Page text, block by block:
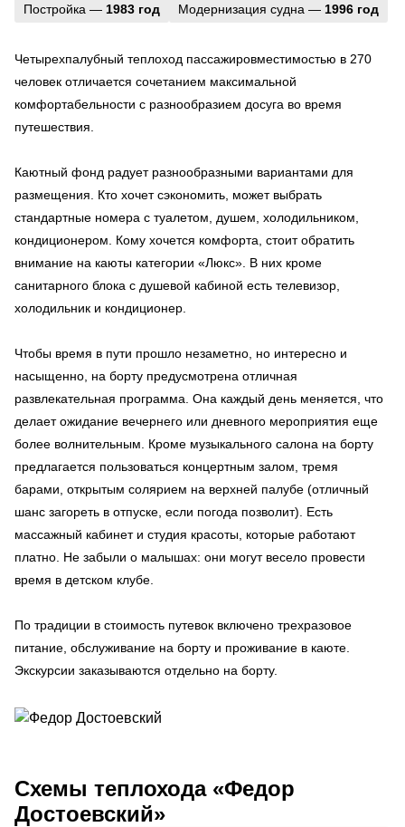
Постройка — 1983 год Модернизация судна — 1996 год
Четырехпалубный теплоход пассажировместимостью в 270
человек отличается сочетанием максимальной
комфортабельности с разнообразием досуга во время
путешествия.
Каютный фонд радует разнообразными вариантами для
размещения. Кто хочет сэкономить, может выбрать
стандартные номера с туалетом, душем, холодильником,
кондиционером. Кому хочется комфорта, стоит обратить
внимание на каюты категории «Люкс». В них кроме
санитарного блока с душевой кабиной есть телевизор,
холодильник и кондиционер.
Чтобы время в пути прошло незаметно, но интересно и
насыщенно, на борту предусмотрена отличная
развлекательная программа. Она каждый день меняется, что
делает ожидание вечернего или дневного мероприятия еще
более волнительным. Кроме музыкального салона на борту
предлагается пользоваться концертным залом, тремя
барами, открытым солярием на верхней палубе (отличный
шанс загореть в отпуске, если погода позволит). Есть
массажный кабинет и студия красоты, которые работают
платно. Не забыли о малышах: они могут весело провести
время в детском клубе.
По традиции в стоимость путевок включено трехразовое
питание, обслуживание на борту и проживание в каюте.
Экскурсии заказываются отдельно на борту.
Схемы теплохода «Федор
Достоевский»